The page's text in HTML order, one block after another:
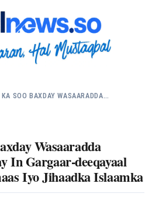
SOO BAXDAY WASAARADDA…
Wasaaradda
In Gargaar-deeqayaal
Iyo Jihaadka Islaamka